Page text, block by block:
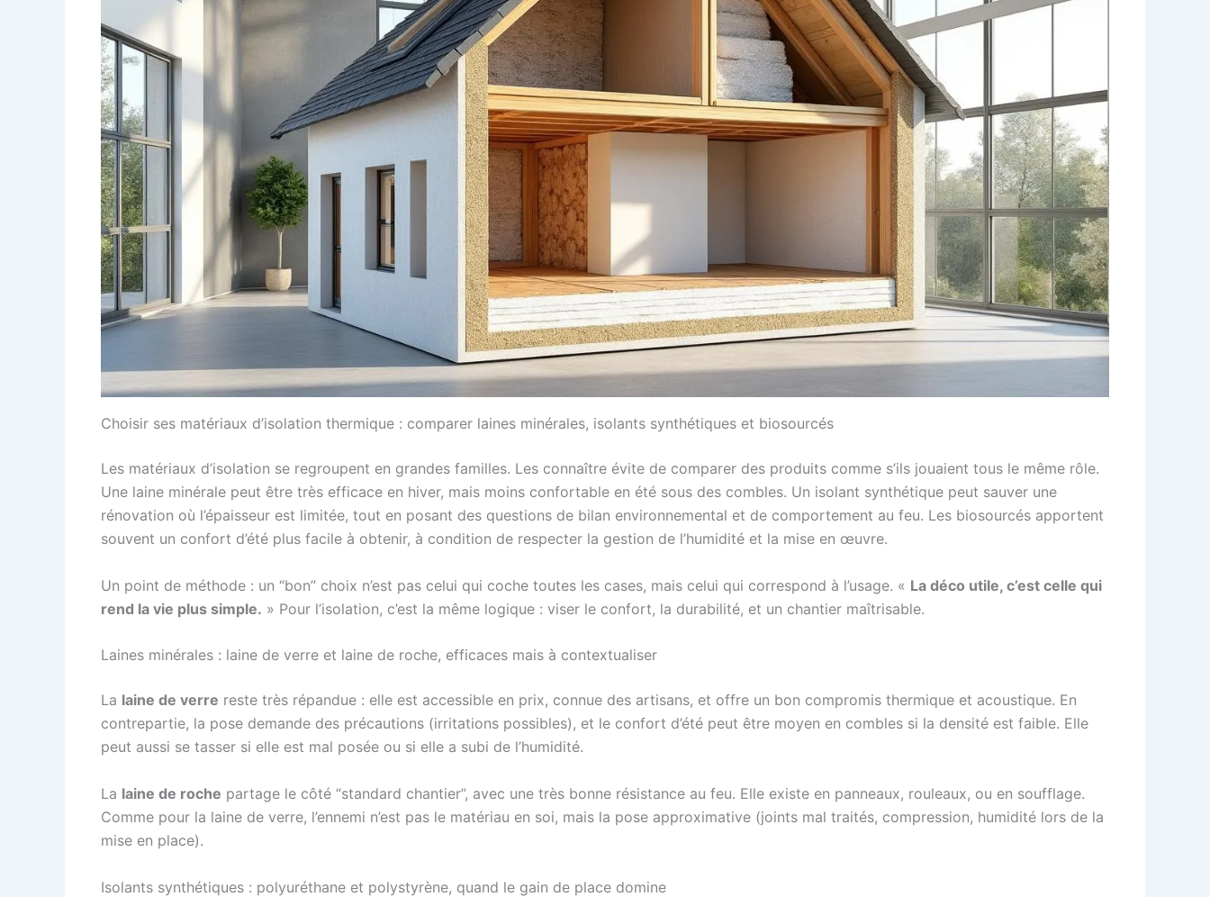
Choisir ses matériaux d’isolation thermique : comparer laines minérales, isolants synthétiques et biosourcés
Les matériaux d’isolation se regroupent en grandes familles. Les connaître évite de comparer des produits comme s’ils jouaient tous le même rôle.
Une laine minérale peut être très efficace en hiver, mais moins confortable en été sous des combles. Un isolant synthétique peut sauver une
rénovation où l’épaisseur est limitée, tout en posant des questions de bilan environnemental et de comportement au feu. Les biosourcés apportent
souvent un confort d’été plus facile à obtenir, à condition de respecter la gestion de l’humidité et la mise en œuvre.
Un point de méthode : un “bon” choix n’est pas celui qui coche toutes les cases, mais celui qui correspond à l’usage. « La déco utile, c’est celle qui
rend la vie plus simple. » Pour l’isolation, c’est la même logique : viser le confort, la durabilité, et un chantier maîtrisable.
Laines minérales : laine de verre et laine de roche, efficaces mais à contextualiser
La laine de verre reste très répandue : elle est accessible en prix, connue des artisans, et offre un bon compromis thermique et acoustique. En
contrepartie, la pose demande des précautions (irritations possibles), et le confort d’été peut être moyen en combles si la densité est faible. Elle
peut aussi se tasser si elle est mal posée ou si elle a subi de l’humidité.
La laine de roche partage le côté “standard chantier”, avec une très bonne résistance au feu. Elle existe en panneaux, rouleaux, ou en soufflage.
Comme pour la laine de verre, l’ennemi n’est pas le matériau en soi, mais la pose approximative (joints mal traités, compression, humidité lors de la
mise en place).
Isolants synthétiques : polyuréthane et polystyrène, quand le gain de place domine